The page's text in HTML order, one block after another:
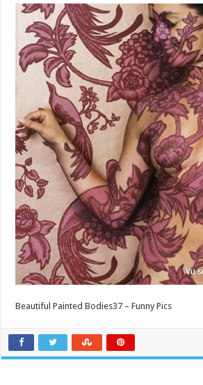
Beautiful Painted Bodies37 – Funny Pics